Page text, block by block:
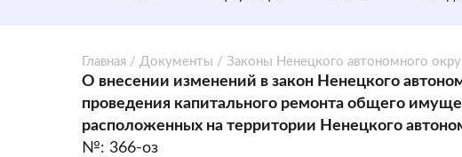
Главная / Документы / Законы Ненецкого автономного
О внесении изменений в закон Ненецкого
проведения капитального ремонта общего
расположенных на территории Ненецкого
№: 366-оз